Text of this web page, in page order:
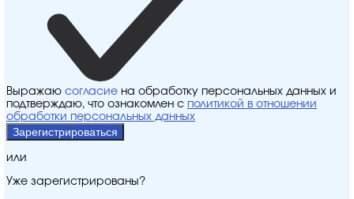
Выражаю согласие на обработку персональных данных и
подтверждаю, что ознакомлен с политикой в отношении
обработки персональных данных
Зарегистрироваться
или
Уже зарегистрированы?